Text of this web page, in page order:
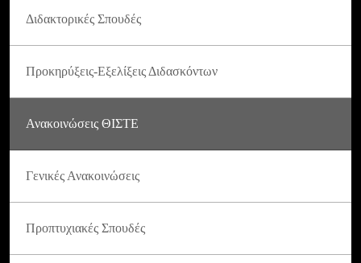
Διδακτορικές Σπουδές
Προκηρύξεις-Εξελίξεις Διδασκόντων
Ανακοινώσεις ΘΙΣΤΕ
Γενικές Ανακοινώσεις
Προπτυχιακές Σπουδές